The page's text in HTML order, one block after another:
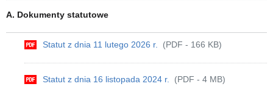
A. Dokumenty statutowe
Statut z dnia 11 lutego 2026 r. (PDF - 166 KB)
Statut z dnia 16 listopada 2024 r. (PDF - 4 MB)